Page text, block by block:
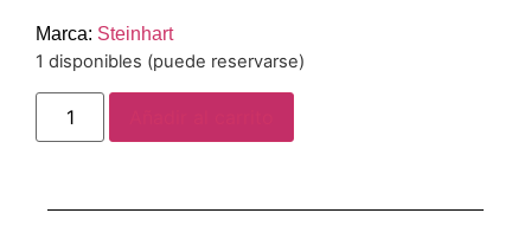
Marca: Steinhart
1 disponibles (puede reservarse)